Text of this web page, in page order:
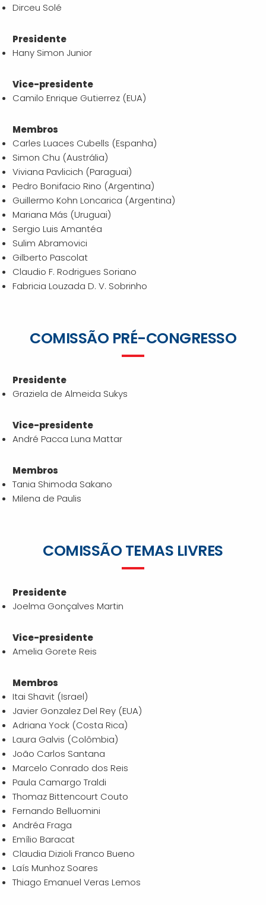
Dirceu Solé
Presidente
Hany Simon Junior
Vice-presidente
Camilo Enrique Gutierrez (EUA)
Membros
Carles Luaces Cubells (Espanha)
Simon Chu (Austrália)
Viviana Pavlicich (Paraguai)
Pedro Bonifacio Rino (Argentina)
Guillermo Kohn Loncarica (Argentina)
Mariana Más (Uruguai)
Sergio Luis Amantéa
Sulim Abramovici
Gilberto Pascolat
Claudio F. Rodrigues Soriano
Fabricia Louzada D. V. Sobrinho
COMISSÃO PRÉ-CONGRESSO
Presidente
Graziela de Almeida Sukys
Vice-presidente
André Pacca Luna Mattar
Membros
Tania Shimoda Sakano
Milena de Paulis
COMISSÃO TEMAS LIVRES
Presidente
Joelma Gonçalves Martin
Vice-presidente
Amelia Gorete Reis
Membros
Itai Shavit (Israel)
⁠Javier Gonzalez Del Rey (EUA)
Adriana Yock (Costa Rica)
Laura Galvis (Colômbia)
João Carlos Santana
Marcelo Conrado dos Reis
Paula Camargo Traldi
Thomaz Bittencourt Couto
Fernando Belluomini
Andréa Fraga
Emílio Baracat
Claudia Dizioli Franco Bueno
Laís Munhoz Soares
Thiago Emanuel Veras Lemos